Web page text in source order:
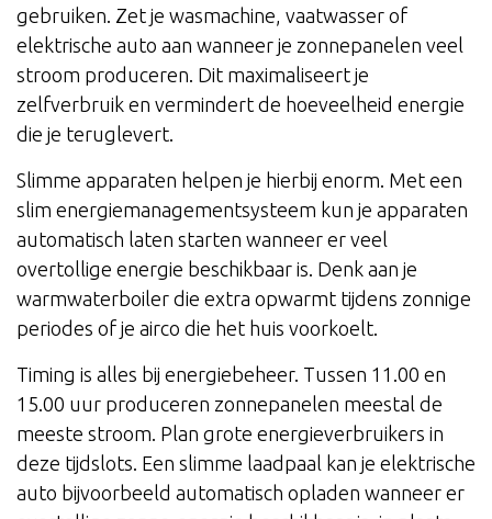
gebruiken. Zet je wasmachine, vaatwasser of
elektrische auto aan wanneer je zonnepanelen veel
stroom produceren. Dit maximaliseert je
zelfverbruik en vermindert de hoeveelheid energie
die je teruglevert.
Slimme apparaten helpen je hierbij enorm. Met een
slim energiemanagementsysteem kun je apparaten
automatisch laten starten wanneer er veel
overtollige energie beschikbaar is. Denk aan je
warmwaterboiler die extra opwarmt tijdens zonnige
periodes of je airco die het huis voorkoelt.
Timing is alles bij energiebeheer. Tussen 11.00 en
15.00 uur produceren zonnepanelen meestal de
meeste stroom. Plan grote energieverbruikers in
deze tijdslots. Een slimme laadpaal kan je elektrische
auto bijvoorbeeld automatisch opladen wanneer er